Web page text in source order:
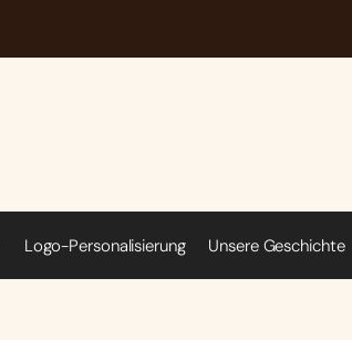
Logo-Personalisierung Unsere Geschichte